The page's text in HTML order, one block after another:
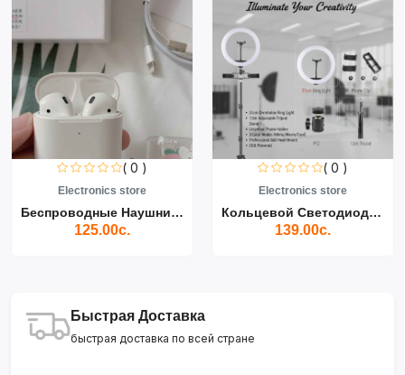
( 0 )
Electronics store
Беспроводные Наушники Air...
125.00с.
( 0 )
Electronics store
Кольцевой Светодиодный Св...
139.00с.
Быстрая Доставка
быстрая доставка по всей стране